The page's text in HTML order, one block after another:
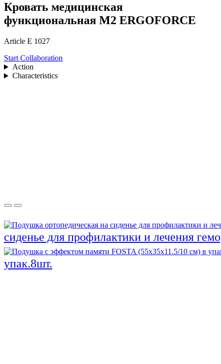
Кровать медицинская
функциональная M2 ERGOFORCE
Article E 1027
Start Collaboration
Action
Characteristics
сиденье для профилактики и лечения
упак.8шт.